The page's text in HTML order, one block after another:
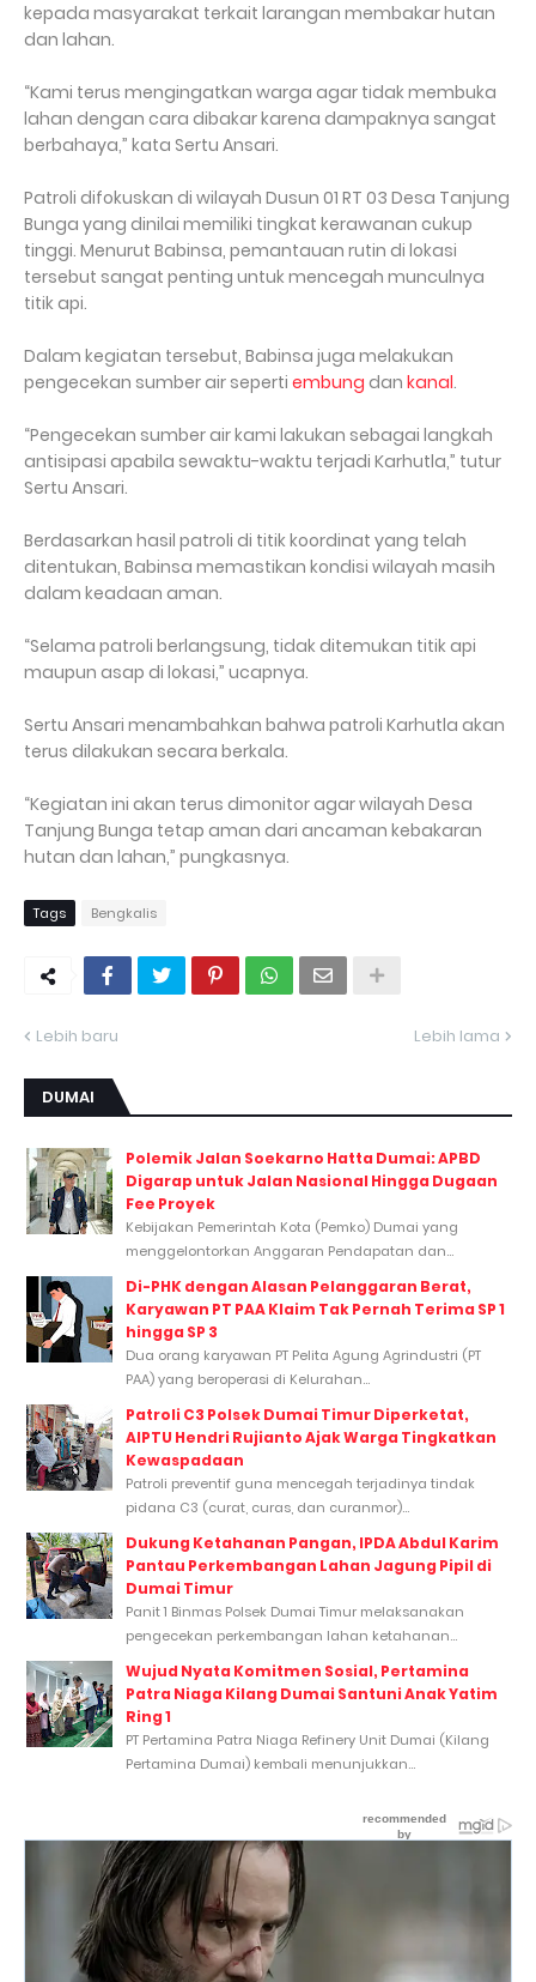
kepada masyarakat terkait larangan membakar hutan
dan lahan.
“Kami terus mengingatkan warga agar tidak membuka
lahan dengan cara dibakar karena dampaknya sangat
berbahaya,” kata Sertu Ansari.
Patroli difokuskan di wilayah Dusun 01 RT 03 Desa Tanjung
Bunga yang dinilai memiliki tingkat kerawanan cukup
tinggi. Menurut Babinsa, pemantauan rutin di lokasi
tersebut sangat penting untuk mencegah munculnya
titik api.
Dalam kegiatan tersebut, Babinsa juga melakukan
pengecekan sumber air seperti embung dan kanal.
“Pengecekan sumber air kami lakukan sebagai langkah
antisipasi apabila sewaktu-waktu terjadi Karhutla,” tutur
Sertu Ansari.
Berdasarkan hasil patroli di titik koordinat yang telah
ditentukan, Babinsa memastikan kondisi wilayah masih
dalam keadaan aman.
“Selama patroli berlangsung, tidak ditemukan titik api
maupun asap di lokasi,” ucapnya.
Sertu Ansari menambahkan bahwa patroli Karhutla akan
terus dilakukan secara berkala.
“Kegiatan ini akan terus dimonitor agar wilayah Desa
Tanjung Bunga tetap aman dari ancaman kebakaran
hutan dan lahan,” pungkasnya.
Tags Bengkalis
Lebih baru Lebih lama
DUMAI
Polemik Jalan Soekarno Hatta Dumai: APBD
Digarap untuk Jalan Nasional Hingga Dugaan
Fee Proyek
Kebijakan Pemerintah Kota (Pemko) Dumai yang
menggelontorkan Anggaran Pendapatan dan...
Di-PHK dengan Alasan Pelanggaran Berat,
Karyawan PT PAA Klaim Tak Pernah Terima SP 1
hingga SP 3
Dua orang karyawan PT Pelita Agung Agrindustri (PT
PAA) yang beroperasi di Kelurahan...
Patroli C3 Polsek Dumai Timur Diperketat,
AIPTU Hendri Rujianto Ajak Warga Tingkatkan
Kewaspadaan
Patroli preventif guna mencegah terjadinya tindak
pidana C3 (curat, curas, dan curanmor)...
Dukung Ketahanan Pangan, IPDA Abdul Karim
Pantau Perkembangan Lahan Jagung Pipil di
Dumai Timur
Panit 1 Binmas Polsek Dumai Timur melaksanakan
pengecekan perkembangan lahan ketahanan...
Wujud Nyata Komitmen Sosial, Pertamina
Patra Niaga Kilang Dumai Santuni Anak Yatim
Ring 1
PT Pertamina Patra Niaga Refinery Unit Dumai (Kilang
Pertamina Dumai) kembali menunjukkan...